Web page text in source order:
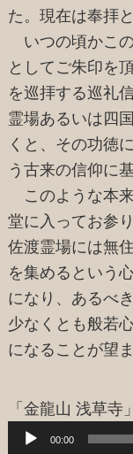
た。現在は奉拝
いつの頃かこ
としてご朱印を
を巡拝する巡礼
霊場あるいは四
くと、その功徳
う古来の信仰に
このような本
堂に入ってお参
佐渡霊場には無
を集めるという
になり、あるべ
少なくとも般若
になることが望
「金龍山 浅草寺
00:00